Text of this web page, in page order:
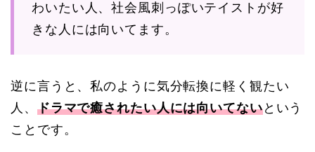
わいたい人、社会風刺っぽいテイストが好
きな人には向いてます。
逆に言うと、私のように気分転換に軽く観たい
人、 ドラマで癒されたい人には向いてないという
ことです。